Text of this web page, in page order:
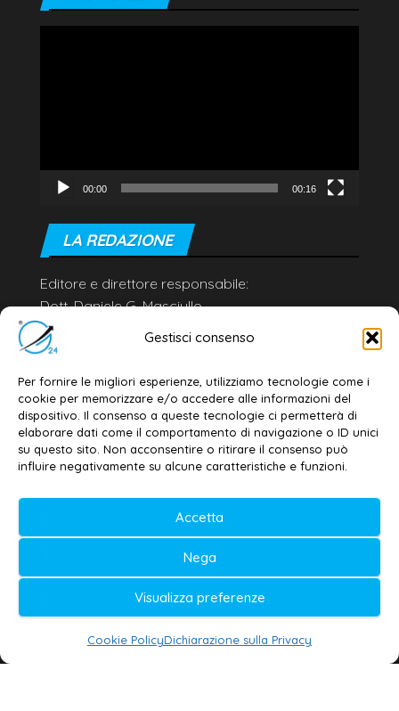
Gestisci consenso
Per fornire le migliori esperienze, utilizziamo tecnologie come i
cookie per memorizzare e/o accedere alle informazioni del
dispositivo. Il consenso a queste tecnologie ci permetterà di
elaborare dati come il comportamento di navigazione o ID unici
su questo sito. Non acconsentire o ritirare il consenso può
influire negativamente su alcune caratteristiche e funzioni.
Accetta
Nega
Visualizza preferenze
Cookie PolicyDichiarazione sulla Privacy
00:00 00:16
LA REDAZIONE
Editore e direttore responsabile:
Dott. Daniele G. Masciullo
Email:
redazione@galatina24.it
Privacy policy–Cookie policy
© 2020-2026 | Galatina24 ®
Testata iscritta al n. 11/2020 Registro della
Stampa Tribunale di Lecce
Editore e direttore responsabile:
Daniele G. Masciullo
Galatina24 è marchio registrato dal Ministero
delle Imprese